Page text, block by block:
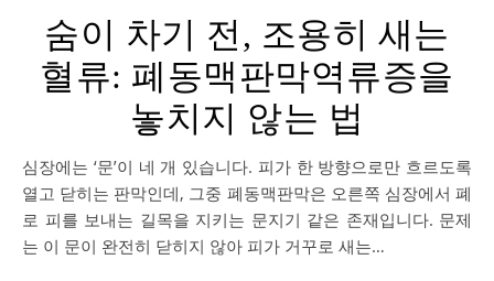
숨이 차기 전, 조용히 새는
혈류: 폐동맥판막역류증을
놓치지 않는 법
심장에는 ‘문’이 네 개 있습니다. 피가 한 방향으로만 흐르도록
열고 닫히는 판막인데, 그중 폐동맥판막은 오른쪽 심장에서 폐
로 피를 보내는 길목을 지키는 문지기 같은 존재입니다. 문제
는 이 문이 완전히 닫히지 않아 피가 거꾸로 새는…